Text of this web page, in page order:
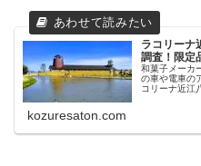
ラコリーナ
調査！限定
和菓子メーカ
の車や電車の
コリーナ近江
kozuresaton.com